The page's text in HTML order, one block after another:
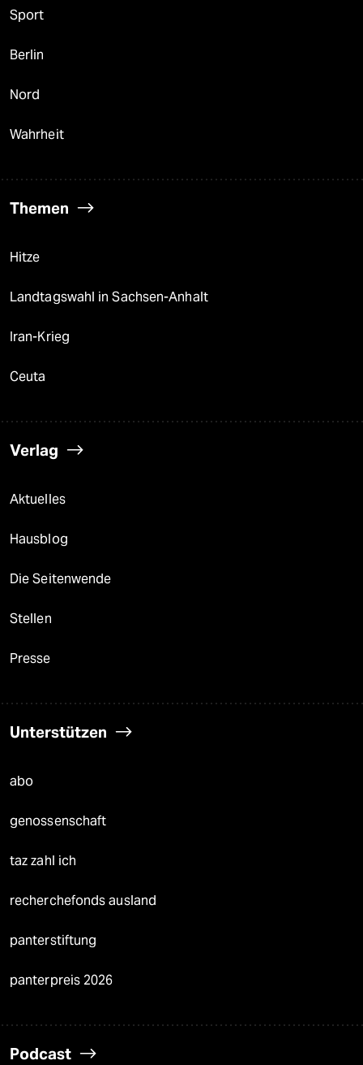
Sport
Berlin
Nord
Wahrheit
Themen
Hitze
Landtagswahl in Sachsen-Anhalt
Iran-Krieg
Ceuta
Verlag
Aktuelles
Hausblog
Die Seitenwende
Stellen
Presse
Unterstützen
abo
genossenschaft
taz zahl ich
recherchefonds ausland
panterstiftung
panterpreis 2026
Podcast